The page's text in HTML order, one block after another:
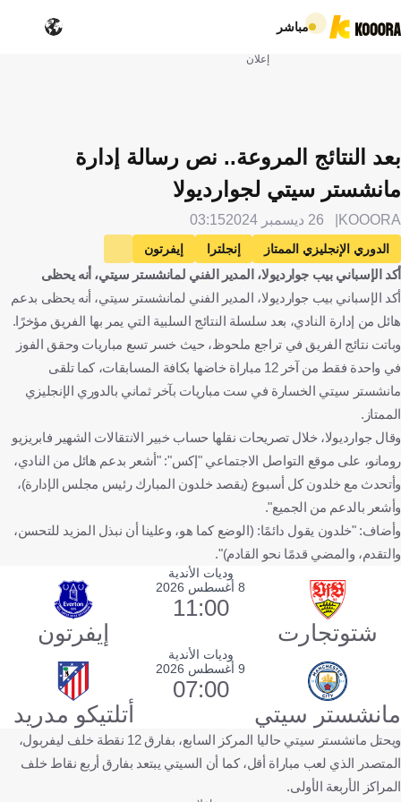
مباشر
إعلان
بعد النتائج المروعة.. نص رسالة إدارة
مانشستر سيتي لجوارديولا
KOOORA 26 ديسمبر 2024 03:15
الدوري الإنجليزي الممتاز إنجلترا
إيفرتون
مانشستر سيتي
بيب جوارديولا إسبانيا كرة قدم
أكد الإسباني بيب جوارديولا، المدير الفني لمانشستر سيتي، أنه يحظى
أكد الإسباني بيب جوارديولا، المدير الفني لمانشستر سيتي، أنه يحظى بدعم
هائل من إدارة النادي، بعد سلسلة النتائج السلبية التي يمر بها الفريق مؤخرًا.
وباتت نتائج الفريق في تراجع ملحوظ، حيث خسر تسع مباريات وحقق الفوز
في واحدة فقط من آخر 12 مباراة خاضها بكافة المسابقات، كما تلقى
مانشستر سيتي الخسارة في ست مباريات بآخر ثماني بالدوري الإنجليزي
الممتاز.
وقال جوارديولا، خلال تصريحات نقلها حساب خبير الانتقالات الشهير فابريزيو
رومانو، على موقع التواصل الاجتماعي "إكس": "أشعر بدعم هائل من النادي،
وأتحدث مع خلدون كل أسبوع (يقصد خلدون المبارك رئيس مجلس الإدارة)،
وأشعر بالدعم من الجميع".
وأضاف: "خلدون يقول دائمًا: (الوضع كما هو، وعلينا أن نبذل المزيد للتحسن،
والتقدم، والمضي قدمًا نحو القادم)".
وديات الأندية
شتوتجارت
8 أغسطس 2026
11:00
إيفرتون
وديات الأندية
مانشستر سيتي
9 أغسطس 2026
07:00
أتلتيكو مدريد
ويحتل مانشستر سيتي حاليا المركز السابع، بفارق 12 نقطة خلف ليفربول،
المتصدر الذي لعب مباراة أقل، كما أن السيتي يبتعد بفارق أربع نقاط خلف
المراكز الأربعة الأولى.